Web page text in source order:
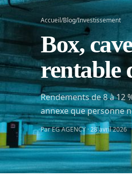
Accueil/Blog/Investissement
Box,
rentable
Rendements de 8 à 12
annexe que personne
Par EG AGENCY · 28 avril 2026